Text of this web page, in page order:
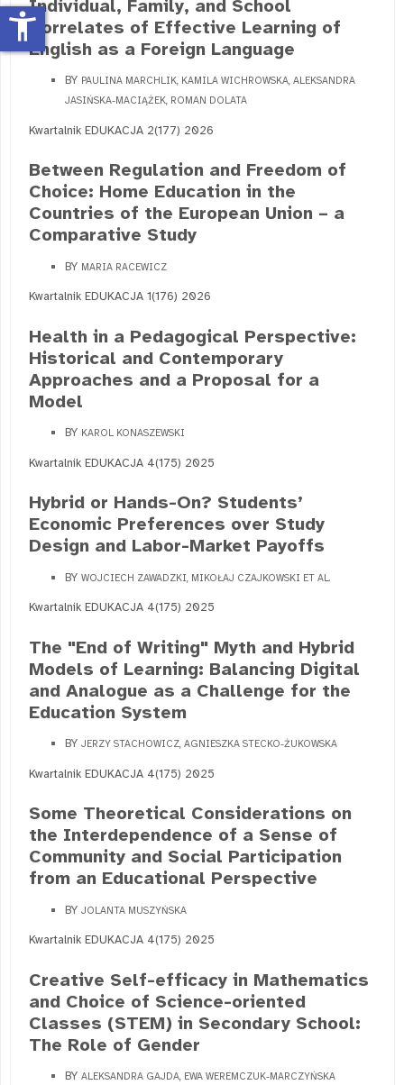
Individual, Family, and School
Correlates of Effective Learning of
English as a Foreign Language
BY PAULINA MARCHLIK, KAMILA WICHROWSKA, ALEKSANDRA
JASIŃSKA-MACIĄŻEK, ROMAN DOLATA
Kwartalnik EDUKACJA 2(177) 2026
Between Regulation and Freedom of
Choice: Home Education in the
Countries of the European Union – a
Comparative Study
BY MARIA RACEWICZ
Kwartalnik EDUKACJA 1(176) 2026
Health in a Pedagogical Perspective:
Historical and Contemporary
Approaches and a Proposal for a
Model
BY KAROL KONASZEWSKI
Kwartalnik EDUKACJA 4(175) 2025
Hybrid or Hands-On? Students’
Economic Preferences over Study
Design and Labor-Market Payoffs
BY WOJCIECH ZAWADZKI, MIKOŁAJ CZAJKOWSKI ET AL.
Kwartalnik EDUKACJA 4(175) 2025
The "End of Writing" Myth and Hybrid
Models of Learning: Balancing Digital
and Analogue as a Challenge for the
Education System
BY JERZY STACHOWICZ, AGNIESZKA STECKO-ŻUKOWSKA
Kwartalnik EDUKACJA 4(175) 2025
Some Theoretical Considerations on
the Interdependence of a Sense of
Community and Social Participation
from an Educational Perspective
BY JOLANTA MUSZYŃSKA
Kwartalnik EDUKACJA 4(175) 2025
Creative Self-efficacy in Mathematics
and Choice of Science-oriented
Classes (STEM) in Secondary School:
The Role of Gender
BY ALEKSANDRA GAJDA, EWA WEREMCZUK-MARCZYŃSKA
accessibility_new